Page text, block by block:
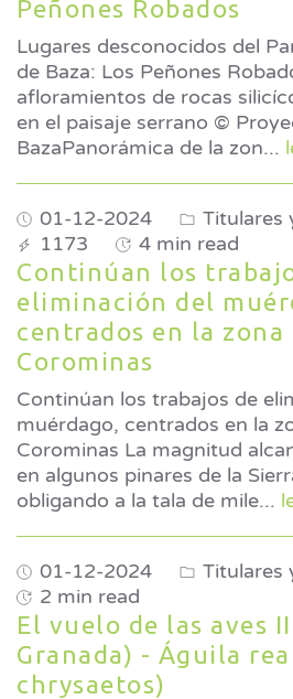
Peñones Robados
Lugares desconocidos del
de Baza: Los Peñones Robados
afloramientos de rocas
en el paisaje serrano ©
BazaPanorámica de la zon...
01-12-2024
Titulares
1173
4 min read
Continúan los
eliminación del
centrados en la zona
Corominas
Continúan los trabajos de
muérdago, centrados en la
Corominas La magnitud alcanzada por la plaga
en algunos pinares de la
obligando a la tala de mile...
01-12-2024 Titulares
2 min read
El vuelo de las aves
Granada) - Águila
chrysaetos)